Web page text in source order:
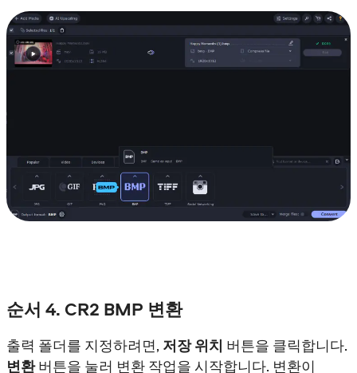
순서 4. CR2 BMP 변환
출력 폴더를 지정하려면, 저장 위치 버튼을 클릭합니다.
변환버튼을 눌러 변환 작업을 시작합니다. 변환이